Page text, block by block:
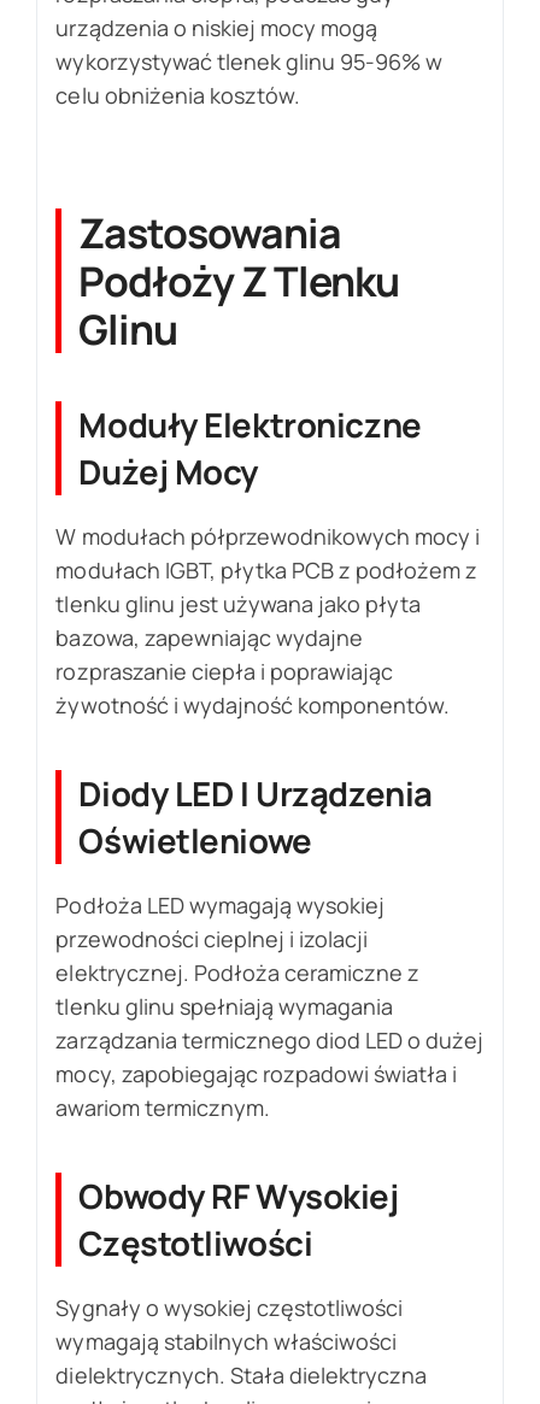
urządzenia o niskiej mocy mogą
wykorzystywać tlenek glinu 95-96% w
celu obniżenia kosztów.
Zastosowania
Podłoży Z Tlenku
Glinu
Moduły Elektroniczne
Dużej Mocy
W modułach półprzewodnikowych mocy i
modułach IGBT, płytka PCB z podłożem z
tlenku glinu jest używana jako płyta
bazowa, zapewniając wydajne
rozpraszanie ciepła i poprawiając
żywotność i wydajność komponentów.
Diody LED I Urządzenia
Oświetleniowe
Podłoża LED wymagają wysokiej
przewodności cieplnej i izolacji
elektrycznej. Podłoża ceramiczne z
tlenku glinu spełniają wymagania
zarządzania termicznego diod LED o dużej
mocy, zapobiegając rozpadowi światła i
awariom termicznym.
Obwody RF Wysokiej
Częstotliwości
Sygnały o wysokiej częstotliwości
wymagają stabilnych właściwości
dielektrycznych. Stała dielektryczna